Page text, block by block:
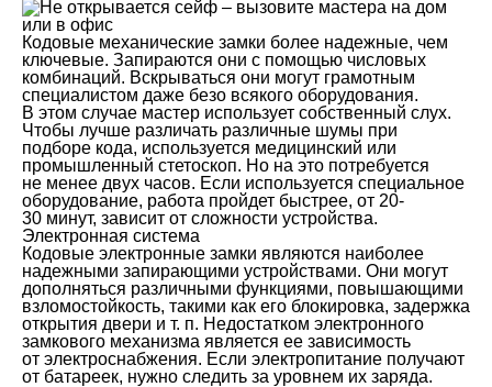
Кодовые механические замки более надежные, чем
ключевые. Запираются они с помощью числовых
комбинаций. Вскрываться они могут грамотным
специалистом даже безо всякого оборудования.
В этом случае мастер использует собственный слух.
Чтобы лучше различать различные шумы при
подборе кода, используется медицинский или
промышленный стетоскоп. Но на это потребуется
не менее двух часов. Если используется специальное
оборудование, работа пройдет быстрее, от 20-
30 минут, зависит от сложности устройства.
Электронная система
Кодовые электронные замки являются наиболее
надежными запирающими устройствами. Они могут
дополняться различными функциями, повышающими
взломостойкость, такими как его блокировка, задержка
открытия двери и т. п. Недостатком электронного
замкового механизма является ее зависимость
от электроснабжения. Если электропитание получают
от батареек, нужно следить за уровнем их заряда.